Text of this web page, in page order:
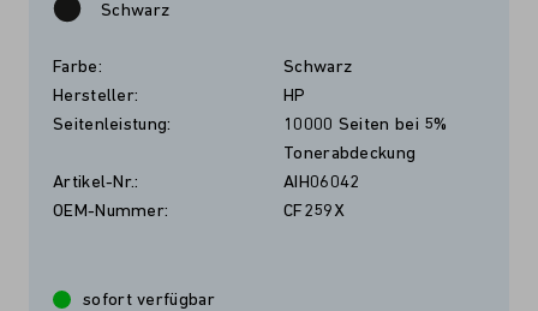
Schwarz
Farbe:
Schwarz
Hersteller:
HP
Seitenleistung:
10000 Seiten bei 5%
Tonerabdeckung
Artikel-Nr.:
AIH06042
OEM-Nummer:
CF259X
sofort verfügbar